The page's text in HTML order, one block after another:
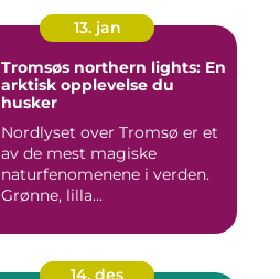
13. jan
Tromsøs northern lights: En
arktisk opplevelse du
husker
Nordlyset over Tromsø er et
av de mest magiske
naturfenomenene i verden.
Grønne, lilla...
14. des